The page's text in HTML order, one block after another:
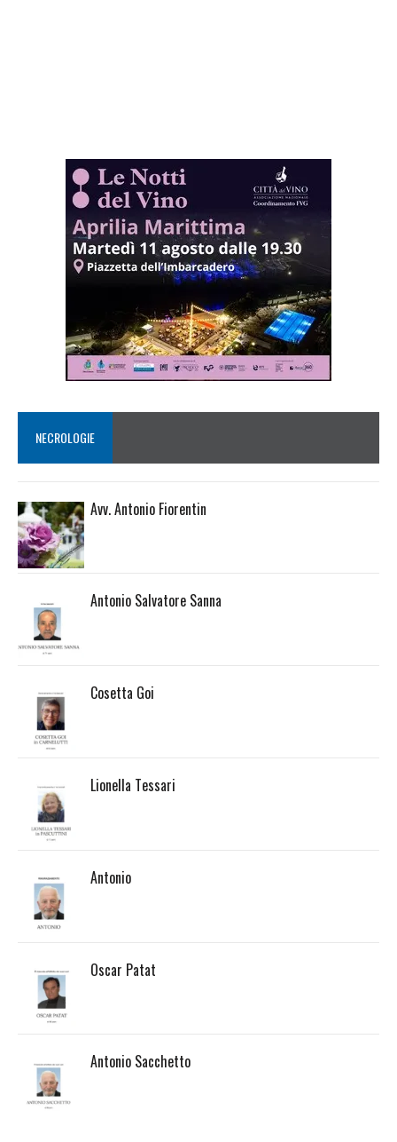
NECROLOGIE
Avv. Antonio Fiorentin
Antonio Salvatore Sanna
Cosetta Goi
Lionella Tessari
Antonio
Oscar Patat
Antonio Sacchetto